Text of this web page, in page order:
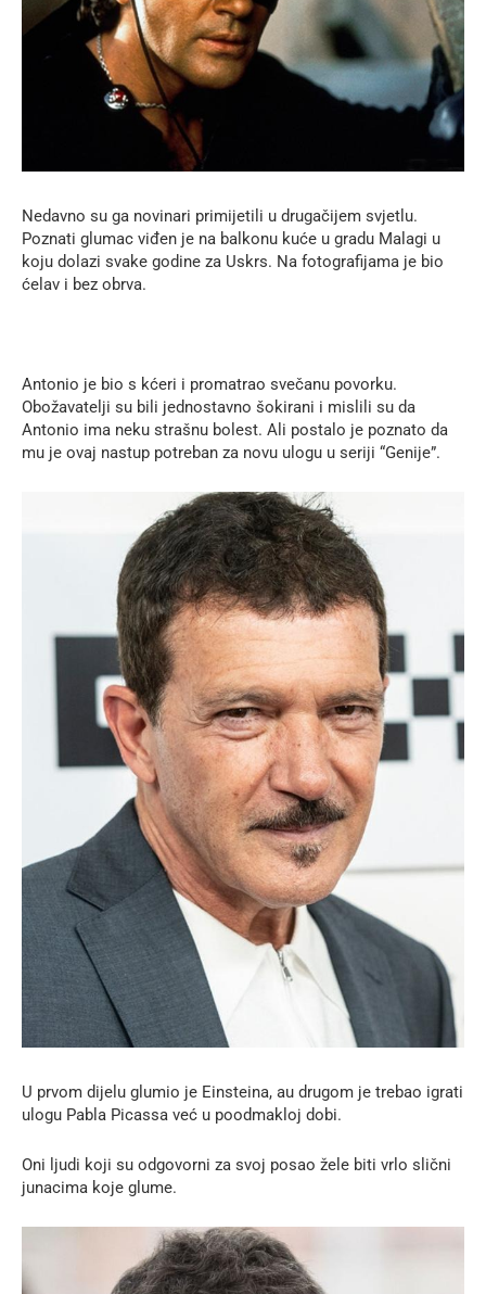
Nedavno su ga novinari primijetili u drugačijem svjetlu.
Poznati glumac viđen je na balkonu kuće u gradu Malagi u
koju dolazi svake godine za Uskrs. Na fotografijama je bio
ćelav i bez obrva.
Antonio je bio s kćeri i promatrao svečanu povorku.
Obožavatelji su bili jednostavno šokirani i mislili su da
Antonio ima neku strašnu bolest. Ali postalo je poznato da
mu je ovaj nastup potreban za novu ulogu u seriji “Genije”.
U prvom dijelu glumio je Einsteina, au drugom je trebao igrati
ulogu Pabla Picassa već u poodmakloj dobi.
Oni ljudi koji su odgovorni za svoj posao žele biti vrlo slični
junacima koje glume.